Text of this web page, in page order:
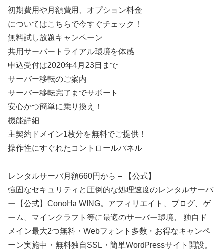
初期費用や月額費用、オプション料金
についてはこちらで今すぐチェック！
無料試し放題キャンペーン
共用サーバートライアル環境を体感
申込受付は2020年4月23日まで
サーバー移転のご案内
サーバー移転完了までサポート
安心かつ簡単に乗り換え！
機能詳細
主契約ドメイン1枚分を無料でご提供！
操作性にすぐれたコントロールパネル
レンタルサーバ月額660円から – 【公式】
強固なセキュリティと圧倒的な処理速度のレンタルサーバ
ー【公式】ConoHa WING。アフィリエイト、ブログ、ゲ
ーム、マインクラフト等に最適のサーバー環境。 独自ド
メイン最大2つ無料・Webフォント多数・お得なキャンペ
ーン実施中・無料独自SSL・簡単WordPressサイト開設。